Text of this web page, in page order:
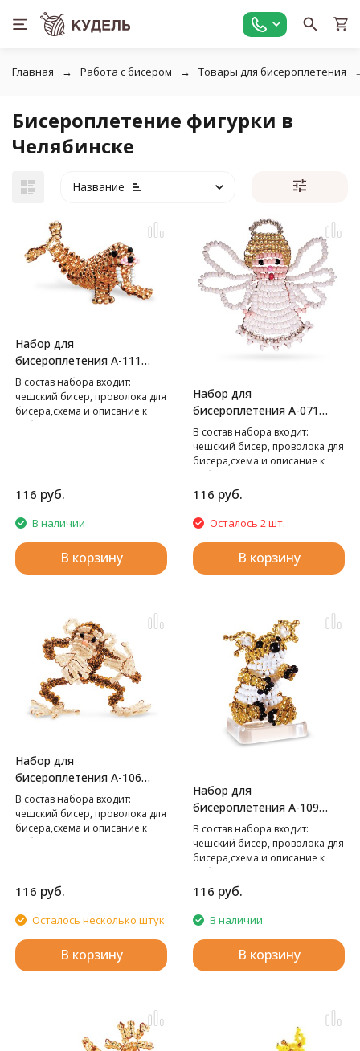
Главная Работа с бисером Товары для бисероплетения
Бисероплетение фигурки в
Челябинске
Название
Набор для
бисероплетения А-111
Морж,
В cостав набора входит:
чешский бисер, проволока для
бисера,схема и описание к
работе.
116 руб.
В наличии
В корзину
Набор для
бисероплетения А-071
Ангелок,
В cостав набора входит:
чешский бисер, проволока для
бисера,схема и описание к
работе.
116 руб.
Осталось 2 шт.
В корзину
Набор для
бисероплетения А-106
Обезьяна,
В cостав набора входит:
чешский бисер, проволока для
бисера,схема и описание к
работе.
116 руб.
Осталось несколько штук
В корзину
Набор для
бисероплетения А-109
Коала,
В cостав набора входит:
чешский бисер, проволока для
бисера,схема и описание к
работе.
116 руб.
В наличии
В корзину